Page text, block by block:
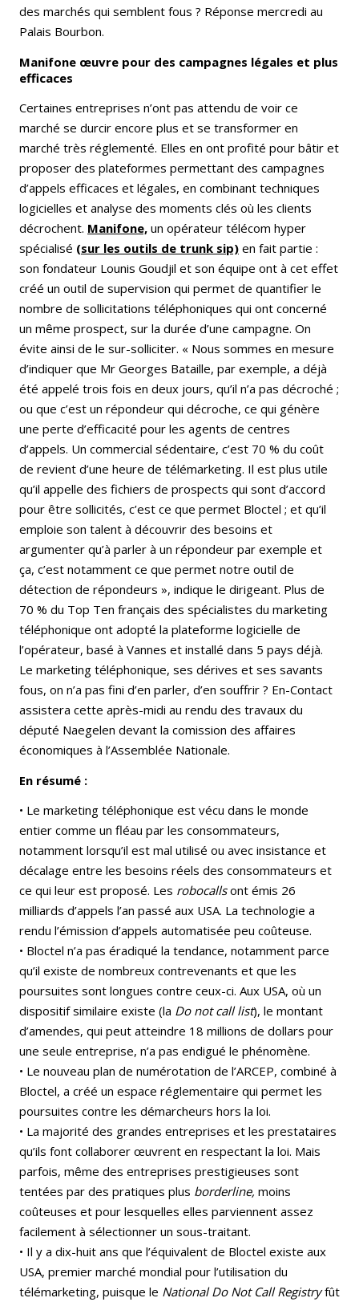
des marchés qui semblent fous ? Réponse mercredi au
Palais Bourbon.
Manifone œuvre pour des campagnes légales et plus
efficaces
Certaines entreprises n’ont pas attendu de voir ce
marché se durcir encore plus et se transformer en
marché très réglementé. Elles en ont profité pour bâtir et
proposer des plateformes permettant des campagnes
d’appels efficaces et légales, en combinant techniques
logicielles et analyse des moments clés où les clients
décrochent. Manifone, un opérateur télécom hyper
spécialisé (sur les outils de trunk sip) en fait partie :
son fondateur Lounis Goudjil et son équipe ont à cet effet
créé un outil de supervision qui permet de quantifier le
nombre de sollicitations téléphoniques qui ont concerné
un même prospect, sur la durée d’une campagne. On
évite ainsi de le sur-solliciter. « Nous sommes en mesure
d’indiquer que Mr Georges Bataille, par exemple, a déjà
été appelé trois fois en deux jours, qu’il n’a pas décroché ;
ou que c’est un répondeur qui décroche, ce qui génère
une perte d’efficacité pour les agents de centres
d’appels. Un commercial sédentaire, c’est 70 % du coût
de revient d’une heure de télémarketing. Il est plus utile
qu’il appelle des fichiers de prospects qui sont d’accord
pour être sollicités, c’est ce que permet Bloctel ; et qu’il
emploie son talent à découvrir des besoins et
argumenter qu’à parler à un répondeur par exemple et
ça, c’est notamment ce que permet notre outil de
détection de répondeurs », indique le dirigeant. Plus de
70 % du Top Ten français des spécialistes du marketing
téléphonique ont adopté la plateforme logicielle de
l’opérateur, basé à Vannes et installé dans 5 pays déjà.
Le marketing téléphonique, ses dérives et ses savants
fous, on n’a pas fini d’en parler, d’en souffrir ? En-Contact
assistera cette après-midi au rendu des travaux du
député Naegelen devant la comission des affaires
économiques à l’Assemblée Nationale.
En résumé :
• Le marketing téléphonique est vécu dans le monde
entier comme un fléau par les consommateurs,
notamment lorsqu’il est mal utilisé ou avec insistance et
décalage entre les besoins réels des consommateurs et
ce qui leur est proposé. Les robocallsont émis 26
milliards d’appels l’an passé aux USA. La technologie a
rendu l’émission d’appels automatisée peu coûteuse.
• Bloctel n’a pas éradiqué la tendance, notamment parce
qu’il existe de nombreux contrevenants et que les
poursuites sont longues contre ceux-ci. Aux USA, où un
dispositif similaire existe (la Do not call list), le montant
d’amendes, qui peut atteindre 18 millions de dollars pour
une seule entreprise, n’a pas endigué le phénomène.
• Le nouveau plan de numérotation de l’ARCEP, combiné à
Bloctel, a créé un espace réglementaire qui permet les
poursuites contre les démarcheurs hors la loi.
• La majorité des grandes entreprises et les prestataires
qu’ils font collaborer œuvrent en respectant la loi. Mais
parfois, même des entreprises prestigieuses sont
tentées par des pratiques plus borderline, moins
coûteuses et pour lesquelles elles parviennent assez
facilement à sélectionner un sous-traitant.
• Il y a dix-huit ans que l’équivalent de Bloctel existe aux
USA, premier marché mondial pour l’utilisation du
télémarketing, puisque le National Do Not Call Registryfût